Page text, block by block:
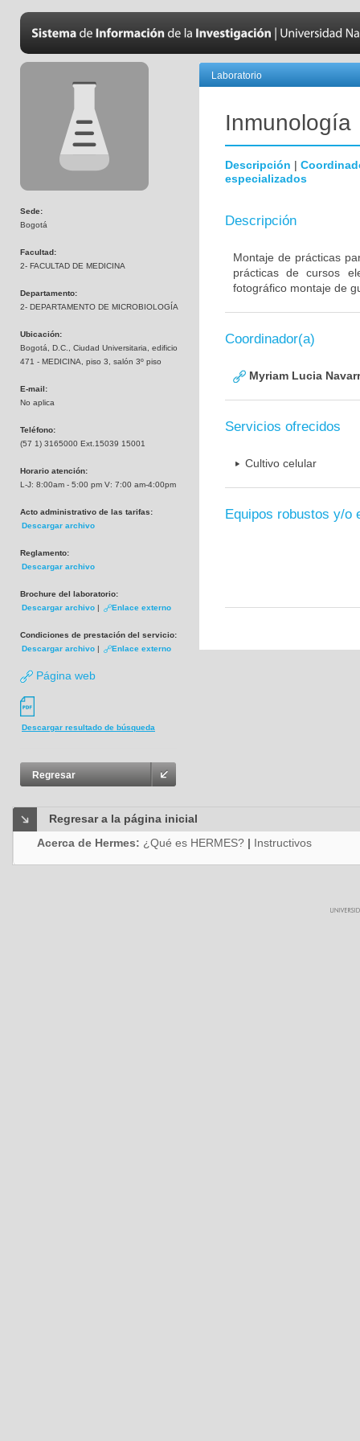
Sede:
Bogotá
Facultad:
2- FACULTAD DE MEDICINA
Departamento:
2- DEPARTAMENTO DE MICROBIOLOGÍA
Ubicación:
Bogotá, D.C., Ciudad Universitaria, edificio
471 - MEDICINA, piso 3, salón 3º piso
E-mail:
No aplica
Teléfono:
(57 1) 3165000 Ext.15039 15001
Horario atención:
L-J: 8:00am - 5:00 pm V: 7:00 am-4:00pm
Acto administrativo de las tarifas:
Descargar archivo
Reglamento:
Descargar archivo
Brochure del laboratorio:
Descargar archivo | Enlace externo
Condiciones de prestación del servicio:
Descargar archivo | Enlace externo
Página web
Descargar resultado de búsqueda
Regresar
Laboratorio
Inmunología
Descripción |
especializados
Descripción
Montaje de prácticas
prácticas de cursos
fotográfico montaje de
Coordinador(a)
Myriam Lucia
Servicios ofrecidos
Cultivo celular
Equipos robustos y/o
Regresar a la página inicial
Acerca de Hermes: ¿Qué es HERMES? | Instructivos